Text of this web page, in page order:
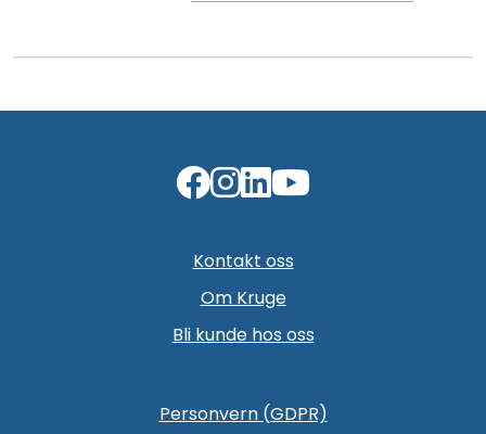
Kontakt oss
Om Kruge
Bli kunde hos oss
Personvern (GDPR)